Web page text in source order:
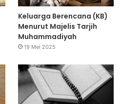
Keluarga Berencana (KB)
Menurut Majelis Tarjih
Muhammadiyah
19 Mei 2025